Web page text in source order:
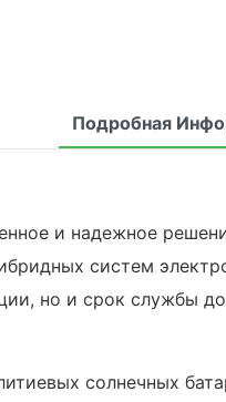
Подробная
и надежное
систем
но и срок службы
солнечных